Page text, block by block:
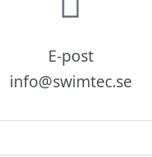
E-post
info@swimtec.se